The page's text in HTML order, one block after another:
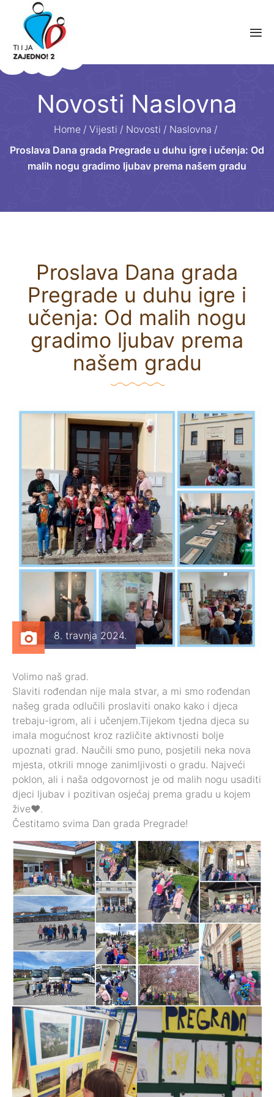
Novosti Naslovna
Home / Vijesti / Novosti / Naslovna /
Proslava Dana grada Pregrade u duhu igre i učenja: Od
malih nogu gradimo ljubav prema našem gradu
Proslava Dana grada
Pregrade u duhu igre i
učenja: Od malih nogu
gradimo ljubav prema
našem gradu
8. travnja 2024.
Volimo naš grad.
Slaviti rođendan nije mala stvar, a mi smo rođendan
našeg grada odlučili proslaviti onako kako i djeca
trebaju-igrom, ali i učenjem.Tijekom tjedna djeca su
imala mogućnost kroz različite aktivnosti bolje
upoznati grad. Naučili smo puno, posjetili neka nova
mjesta, otkrili mnoge zanimljivosti o gradu. Najveći
poklon, ali i naša odgovornost je od malih nogu usaditi
djeci ljubav i pozitivan osjećaj prema gradu u kojem
žive❤️.
Čestitamo svima Dan grada Pregrade!